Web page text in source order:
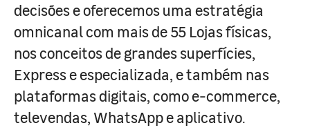
decisões e oferecemos uma estratégia
omnicanal com mais de 55 Lojas físicas,
nos conceitos de grandes superfícies,
Express e especializada, e também nas
plataformas digitais, como e-commerce,
televendas, WhatsApp e aplicativo.